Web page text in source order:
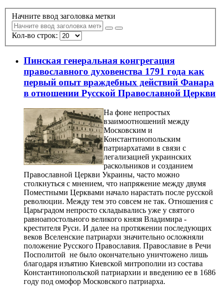
Начните ввод заголовка метки
Кол-во строк:
Пинская генеральная конгрегация
православного духовенства 1791 года как
первый опыт враждебных действий Фанара
в отношении Русской Православной Церкви
На фоне непростых
взаимоотношений между
Московским и
Константинопольским
патриархатами в связи с
легализацией украинских
раскольников и созданием
Православной Церкви Украины, часто можно
столкнуться с мнением, что напряжение между двумя
Поместными Церквами начало нарастать после русской
революции. Между тем это совсем не так. Отношения с
Царьградом непросто складывались уже у святого
равноапостольного великого князя Владимира -
крестителя Руси. И далее на протяжении последующих
веков Вселенские патриархи значительно осложняли
положение Русского Православия. Православие в Речи
Посполитой не было окончательно уничтожено лишь
благодаря изъятию Киевской митрополии из состава
Константинопольской патриархии и введению ее в 1686
году под омофор Московского патриарха.